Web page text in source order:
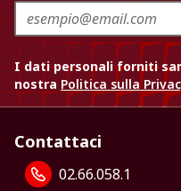
I dati personali forniti
nostra Politica sulla
Contattaci
02.66.058.1